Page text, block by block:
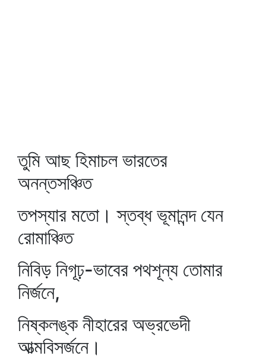
তুমি আছ হিমাচল ভারতের
অনন্তসঞ্চিত
তপস্যার মতো। স্তব্ধ ভূমানন্দ যেন
রোমাঞ্চিত
নিবিড় নিগূঢ়-ভাবের পথশূন্য তোমার
নির্জনে,
নিষ্কলঙ্ক নীহারের অভ্রভেদী
আত্মবিসর্জনে।